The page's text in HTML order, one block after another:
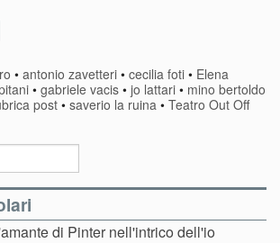
•antonio zavetteri •cecilia foti • Elena
• gabriele vacis • jo lattari • mino bertoldo
post • saverio la ruina • Teatro Out Off
di Pinter nell'intrico dell'io